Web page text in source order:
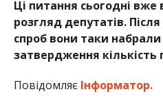
Ці питання сьогодні
розгляд депутатів.
спроб вони таки
затвердження кількість
Повідомляє Інформатор.